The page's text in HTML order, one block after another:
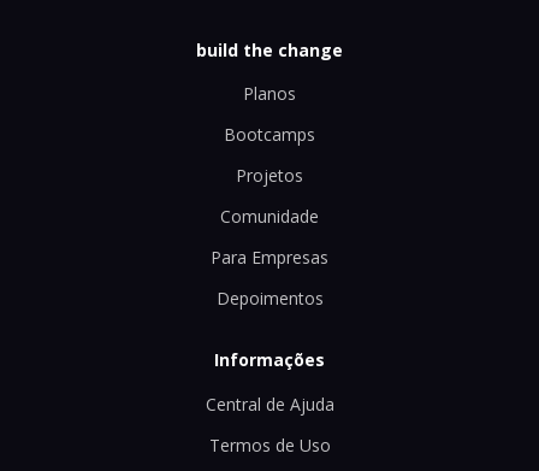
build the change
Planos
Bootcamps
Projetos
Comunidade
Para Empresas
Depoimentos
Informações
Central de Ajuda
Termos de Uso